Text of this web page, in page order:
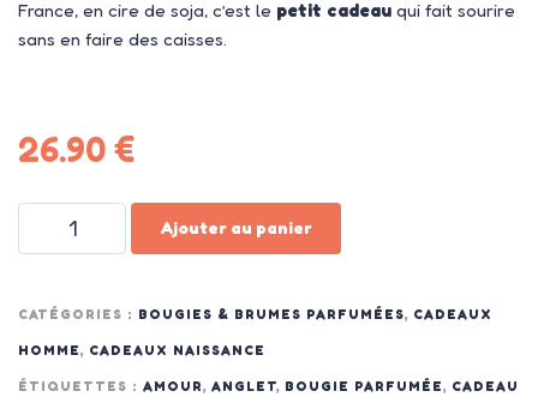
France, en cire de soja, c’est le petit cadeau qui fait sourire
sans en faire des caisses.
26.90€
Ajouter au panier
CATÉGORIES : BOUGIES & BRUMES PARFUMÉES, CADEAUX
HOMME, CADEAUX NAISSANCE
ÉTIQUETTES : AMOUR, ANGLET, BOUGIE PARFUMÉE, CADEAU